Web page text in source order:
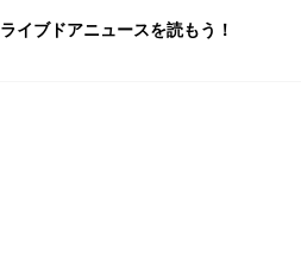
ライブドアニュースを読もう！